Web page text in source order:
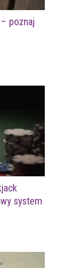
poznaj
system